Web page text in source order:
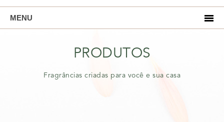
MENU
PRODUTOS
Fragrâncias criadas para você e sua casa